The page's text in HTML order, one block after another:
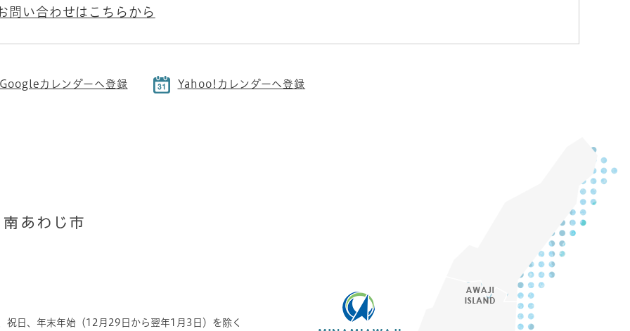
問い合わせはこちらから
Googleカレンダーへ登録 Yahoo!カレンダーへ登録
日、年末年始（12月29日から翌年1月3日）を除く